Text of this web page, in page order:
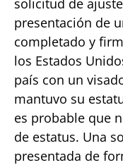
solicitud de
presentación de
completado y
los Estados
país con un
mantuvo su
es probable que
de estatus. Una
presentada de